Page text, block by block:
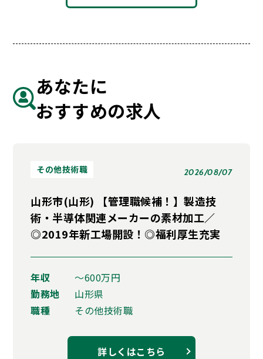
あなたに
おすすめの求人
その他技術職 2026/08/07
山形市(山形) 【管理職候補！】製造技
術・半導体関連メーカーの素材加工／
◎2019年新工場開設！◎福利厚生充実
年収
〜600万円
勤務地
山形県
職種
その他技術職
詳しくはこちら